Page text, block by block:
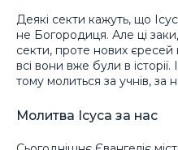
Деякі секти кажуть, що
не Богородиця. Але ці
секти, проте нових
всі вони вже були в
тому молиться за учнів, за
Молитва Ісуса за нас